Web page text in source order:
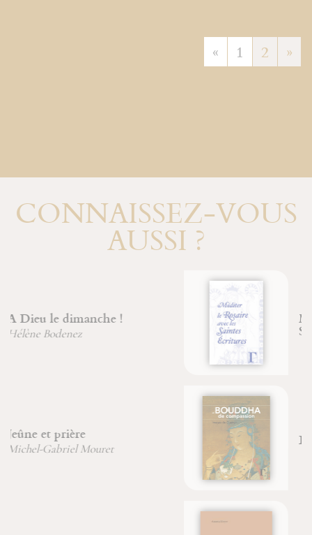
« 1 2 »
CONNAISSEZ-VOUS
AUSSI ?
Méditer le Rosaire avec les
Bouddha de Compassion